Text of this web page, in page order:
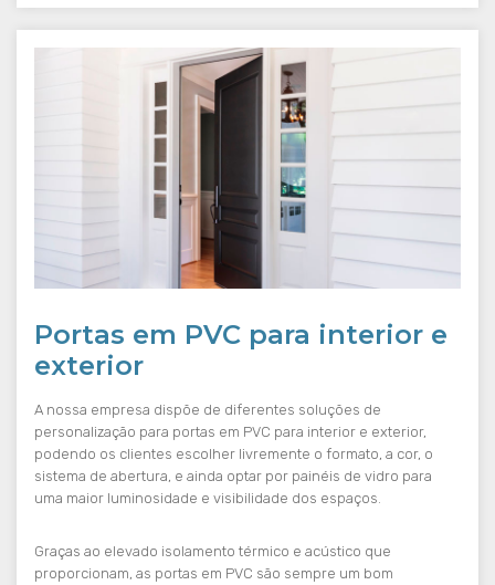
Portas em PVC para interior e
exterior
A nossa empresa dispõe de diferentes soluções de
personalização para portas em PVC para interior e exterior,
podendo os clientes escolher livremente o formato, a cor, o
sistema de abertura, e ainda optar por painéis de vidro para
uma maior luminosidade e visibilidade dos espaços.
Graças ao elevado isolamento térmico e acústico que
proporcionam, as portas em PVC são sempre um bom